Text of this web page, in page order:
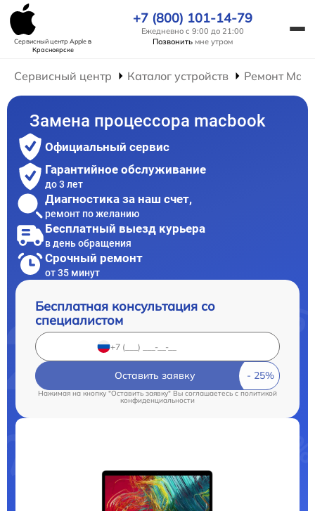
Сервисный центр Appleв
Красноярске
+7 (800) 101-14-79
Ежедневно с 9:00 до 21:00
Позвонить мне утром
Сервисный центр Каталог устройств Ремонт
Замена процессора macbook
Официальный сервис
Гарантийное обслуживание
до 3 лет
Диагностика за наш счет,
ремонт по желанию
Бесплатный выезд курьера
в день обращения
Срочный ремонт
от 35 минут
Бесплатная консультация со
специалистом
Оставить заявку
Нажимая на кнопку "Оставить заявку" Вы соглашаетесь cполитикой
конфиденциальности